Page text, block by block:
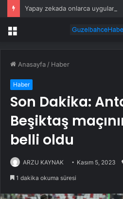
Menü
Anasayfa / Haber
Haber
Son Dakika:
Beşiktaş
belli oldu
ARZU KAYNAK Kasım 5, 2023
1 dakika okuma süresi